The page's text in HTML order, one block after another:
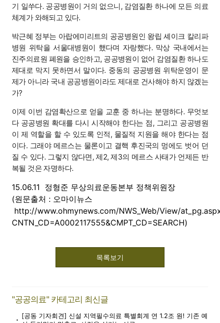
기 일쑤다. 공공병원이 거의 없으니, 감염질환 하나에 모든 의료
체계가 와해되고 있다.
박근혜 정부는 아랍에미리트의 공공병원인 왕립 셰이크 칼리파
병원 위탁을 서울대병원이 했다며 자랑했다. 막상 국내에서는
진주의료원 폐원을 승인하고, 공공병원이 없어 감염질환 하나도
제대로 막지 못하면서 말이다. 중동의 공공병원 위탁운영이 문
제가 아니라 국내 공공병원이라도 제대로 건사해야 하지 않겠는
가?
이제 이번 감염확산으로 얻을 교훈 중 하나는 분명하다. 무엇보
다 공공병원 확대를 다시 시작해야 한다는 점, 그리고 공공병원
이 제 역할을 할 수 있도록 인적, 물질적 지원을 해야 한다는 점
이다. 그래야 메르스는 물론이고 결핵 후진국의 멍에도 벗어 던
질 수 있다. 그렇지 않다면, 제2, 제3의 메르스 사태가 언제든 반
복될 것은 자명하다.
15.06.11 정형준 무상의료운동본부 정책위원장
(원문출처 : 오마이뉴스
http://www.ohmynews.com/NWS_Web/View/
CNTN_CD=A0002117555&CMPT_CD=SEARCH)
목록보기
"공공의료" 카테고리 최신글
[공동 기자회견] 신설 지역필수의료 특별회계 연 1.2조 원! 기존 예